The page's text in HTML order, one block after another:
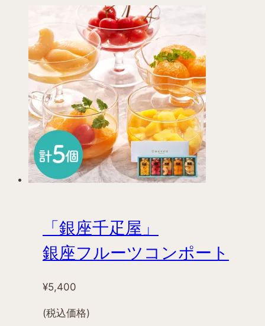
商
に
は
複
数
の
バ
リ
エ
ー
シ
が
あ
り
「銀座千疋屋」
銀座フルーツコンポート
¥5,400
(税込価格)